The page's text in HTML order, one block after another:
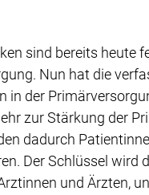
sind bereits heute
Nun hat die
in der
zur Stärkung der
dadurch
Der Schlüssel wird
und Ärzten,